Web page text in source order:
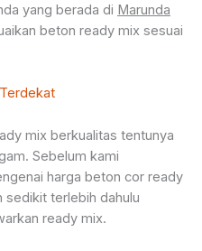
yang berada di Marunda
beton ready mix sesuai
mix berkualitas tentunya
Sebelum kami
harga beton cor ready
sedikit terlebih dahulu
ready mix.